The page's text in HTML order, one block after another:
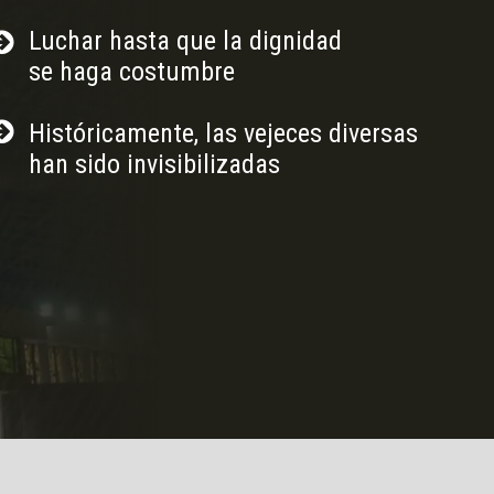
Luchar hasta que la dignidad
se haga costumbre
Históricamente, las vejeces diversas
han sido invisibilizadas